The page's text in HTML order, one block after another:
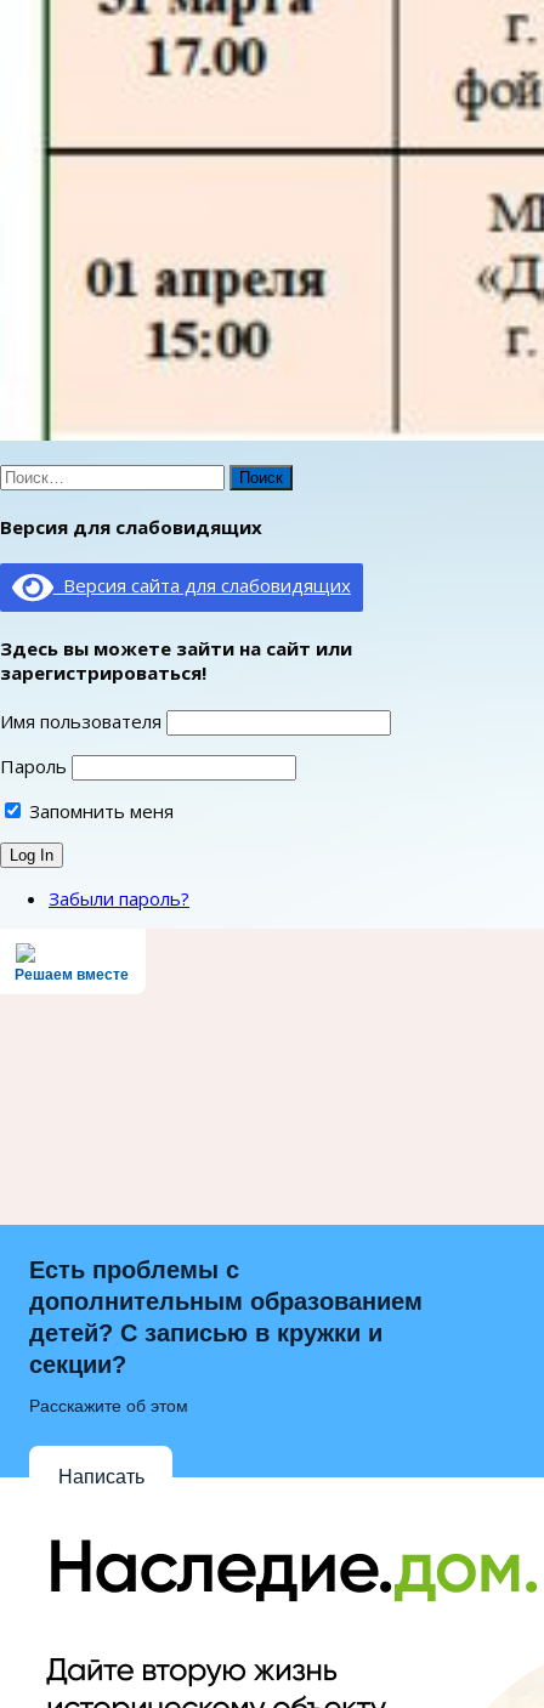
Найти:
Версия для слабовидящих
Версия сайта для слабовидящих
Здесь вы можете зайти на сайт или
зарегистрироваться!
Имя пользователя
Пароль
Запомнить меня
Забыли пароль?
Решаем вместе
Есть проблемы с
дополнительным образованием
детей? С записью в кружки и
секции?
Расскажите об этом
Написать